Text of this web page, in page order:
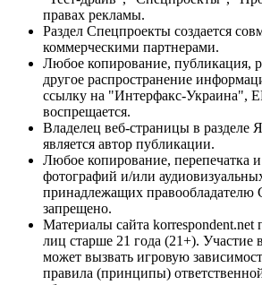
правах рекламы.
Раздел Спецпроекты создается
коммерческими партнерами.
Любое копирование, публикация,
другое распространение
ссылку на "Интерфакс-Украина",
воспрещается.
Владелец веб-страницы в разделе
является автор публикации.
Любое копирование, перепечатка
фотографий и/или
принадлежащих правообладателю
запрещено.
Материалы сайта korrespondent.net
лиц старше 21 года (21+). Участие
может вызвать игровую
правила (принципы)